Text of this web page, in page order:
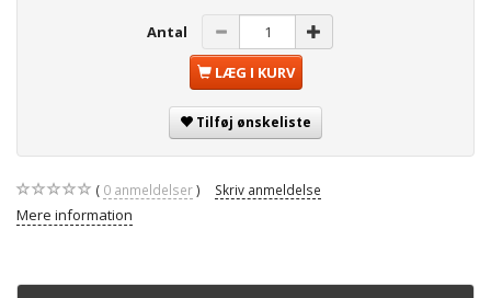
Antal
LÆG I KURV
Tilføj ønskeliste
0 anmeldelser Skriv anmeldelse
Mere information